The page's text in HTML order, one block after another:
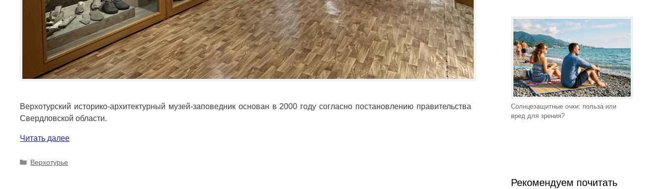
Верхотурский историко-архитектурный музей-заповедник основан в 2000 году согласно постановлению правительства
Свердловской области.
Читать далее
Рубрики
Верхотурье
Солнцезащитные очки: польза или
вред для зрения?
Рекомендуем почитать